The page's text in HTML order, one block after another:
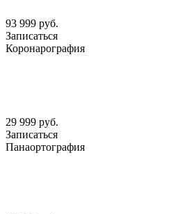
93 999 руб.
Записаться
Коронарография
29 999 руб.
Записаться
Панаортография